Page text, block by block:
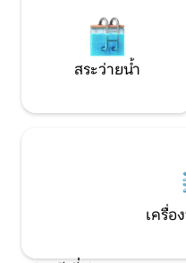
สระว่ายน้ำ
เครื่อ